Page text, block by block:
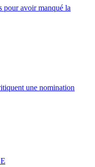
pour avoir manqué la
une nomination